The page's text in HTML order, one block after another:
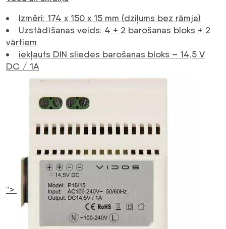
Izmēri: 174 x 150 x 15 mm (dziļums bez rāmja)
Uzstādīšanas veids: 4 + 2 barošanas bloks + 2
vārtiem
iekļauts DIN sliedes barošanas bloks – 14,5 V
DC / 1A
“>